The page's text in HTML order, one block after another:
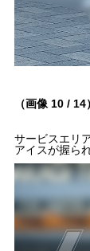
（画像 10 / 14）
サービスエリ
アイスが握ら